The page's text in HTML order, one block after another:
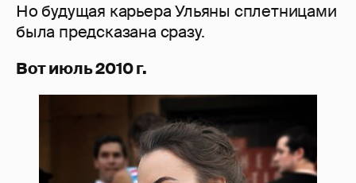
Но будущая карьера Ульяны сплетницами
была предсказана сразу.
Вот июль 2010 г.